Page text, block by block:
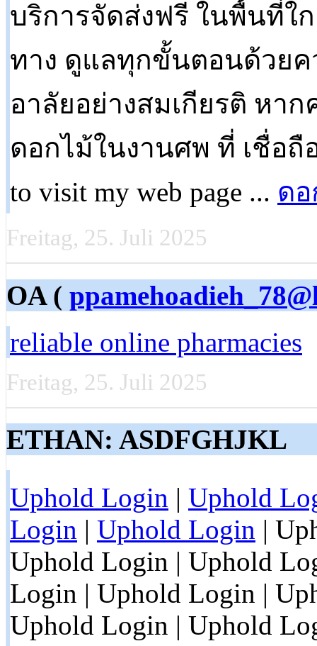
บริการจัดส่งฟรี ในพื้นที่ใ
ทาง ดูแลทุกขั้นตอนด้วย
อาลัยอย่างสมเกียรติ หา
ดอกไม้ในงานศพ ที่ เชื่อถื
to visit my web page ... ด
Freitag, 25. Juli 2025
OA (
reliable online pharmacies
Freitag, 25. Juli 2025
ETHAN: ASDFGHJKL
Uphold Login | Uphold
Login | Uphold Login |
Uphold Login | Uphold
Login | Uphold Login |
Uphold Login | Uphold